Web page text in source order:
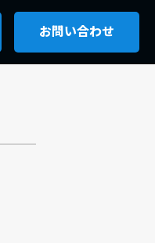
お問い合わせ